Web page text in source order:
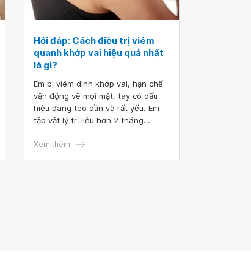
Hỏi đáp: Cách điều trị viêm
quanh khớp vai hiệu quả nhất
là gì?
Em bị viêm dính khớp vai, hạn chế
vận động về mọi mặt, tay có dấu
hiệu đang teo dần và rất yếu. Em
tập vật lý trị liệu hơn 2 tháng
ngủ bị tê nhức hết cả cánh tay. Em
Xem thêm